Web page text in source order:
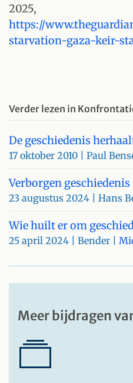
2025,
https://
starvation-gaza-keir-
Verder lezen in
De geschiedenis
17 oktober 2010 | Paul
Verborgen geschiedenis
23 augustus 2024 | Hans
Wie huilt er om
25 april 2024 | Bender |
Meer bijdragen